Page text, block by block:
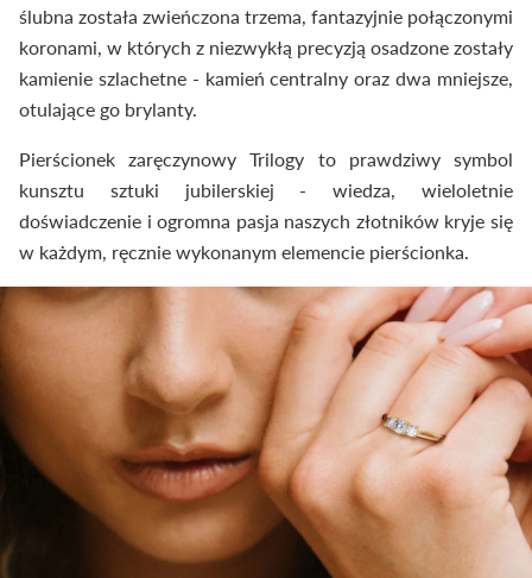
ślubna została zwieńczona trzema, fantazyjnie połączonymi
koronami, w których z niezwykłą precyzją osadzone zostały
kamienie szlachetne - kamień centralny oraz dwa mniejsze,
otulające go brylanty.
Pierścionek zaręczynowy Trilogy to prawdziwy symbol
kunsztu sztuki jubilerskiej - wiedza, wieloletnie
doświadczenie i ogromna pasja naszych złotników kryje się
w każdym, ręcznie wykonanym elemencie pierścionka.